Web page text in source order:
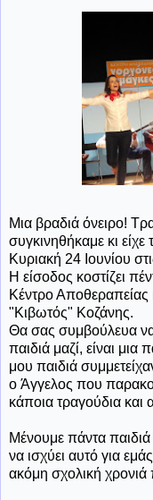
Μια βραδιά όνειρο!
συγκινηθήκαμε κι
Κυριακή 24 Ιουνίου
Η είσοδος κοστίζει
Κέντρο
"Κιβωτός" Κοζάνης.
Θα σας συμβούλευα
παιδιά μαζί, είναι
μου παιδιά
ο Άγγελος που
κάποια τραγούδια
Μένουμε πάντα παιδιά
να ισχύει αυτό για
ακόμη σχολική χρονιά